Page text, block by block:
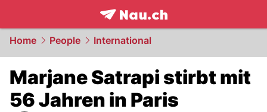
frontpage.NAU.ch
Home People International
Marjane Satrapi stirbt mit
56 Jahren in Paris